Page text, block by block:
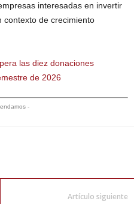
interesadas en invertir
contexto de crecimiento
las diez donaciones
de 2026
-
Artículo siguiente